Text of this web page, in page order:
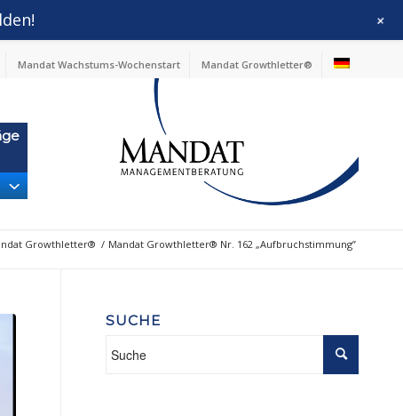
Mandat Wachstums-Wochenstart Mandat Growthletter®
Growthletter® / Mandat Growthletter® Nr. 162 „Aufbruchstimmung”
SUCHE
+